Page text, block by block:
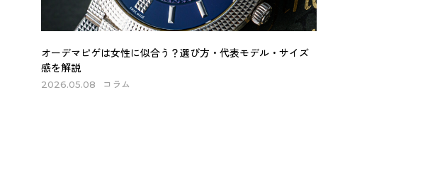
オーデマピゲは女性に似合う？選び方・代表モデル・サイズ
感を解説
2026.05.08 コラム